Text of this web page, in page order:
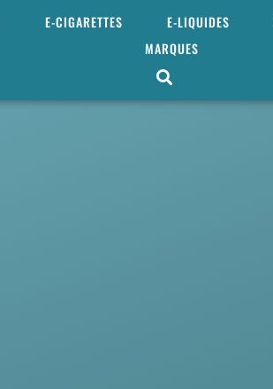
E-CIGARETTES E-LIQUIDES
MARQUES